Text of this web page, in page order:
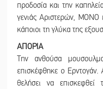
προδοσία και την
γενιάς Αριστερών,
κάποιοι τη γλύκα της
ΑΠΟΡΙΑ
Την ανθούσα
επισκέφθηκε ο
θελήσει να επισκεφθεί